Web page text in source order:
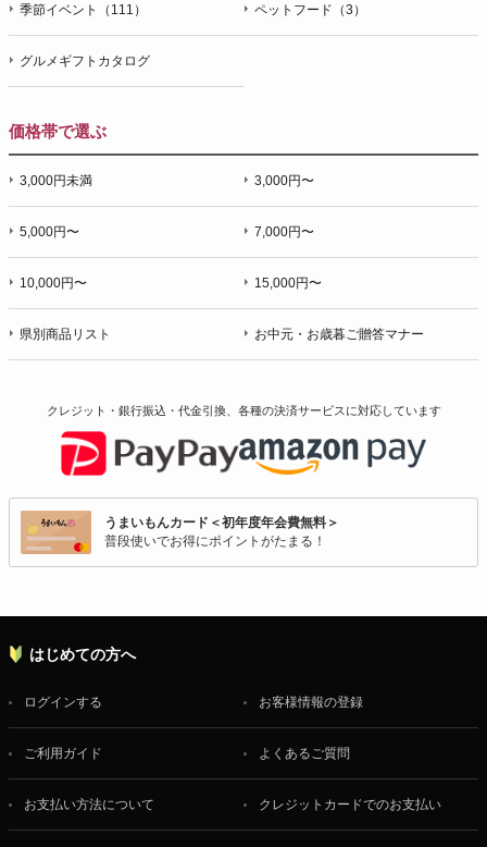
季節イベント（111） ペットフード（3）
グルメギフトカタログ
価格帯で選ぶ
3,000円未満 3,000円〜
5,000円〜 7,000円〜
10,000円〜 15,000円〜
県別商品リスト お中元・お歳暮ご贈答マナー
クレジット・銀行振込・代金引換、各種の決済サービスに対応しています
うまいもんカード＜初年度年会費無料＞
普段使いでお得にポイントがたまる！
はじめての方へ
ログインする お客様情報の登録
ご利用ガイド よくあるご質問
お支払い方法について クレジットカードでのお支払い